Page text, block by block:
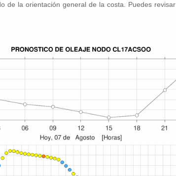
de la orientación general de la costa. Puedes revisar